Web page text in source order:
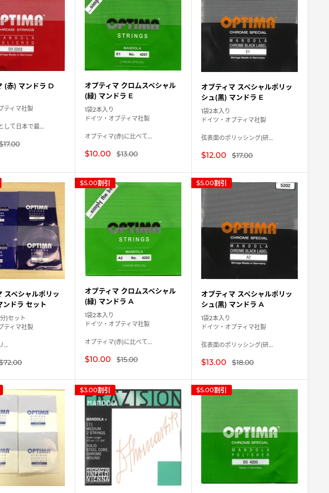
(赤) マンドラ D
ティマ社製
して日本で最...
常
オプティマ クロムスペシャル
(緑) マンドラ E
1袋2本入り
ドイツ・オプティマ社製
オプティマ(赤)に比べて...
販
格
$10.00 通
常
格
$13.00
オプティマ スペシャルポリッ
シュ(黒) マンドラ E
1袋2本入り
ドイツ・オプティマ社製
弦表面のポリッシング(研...
販
価
格
$12.00 通
常
格
$17.00
スペシャルポリッ
ンドラ セット
)セット
ティマ社製
...
常
$5.00割引
オプティマ クロムスペシャル
(緑) マンドラ A
1袋2本入り
ドイツ・オプティマ社製
オプティマ(赤)に比べて...
販
格
$10.00 通
常
格
$15.00
$5.00割引
オプティマ スペシャルポリッ
シュ(黒) マンドラ A
1袋2本入り
ドイツ・オプティマ社製
弦表面のポリッシング(研...
販
価
格
$13.00 通
格
$18.00
$3.00割引 $5.00割引